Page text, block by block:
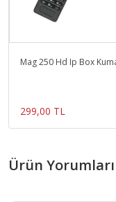
Mag 250 Hd Ip Box
299,00 TL
Ürün